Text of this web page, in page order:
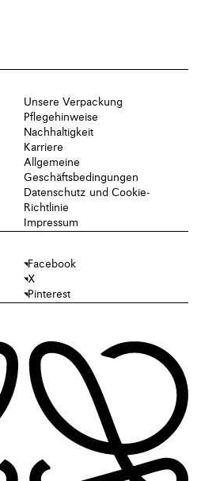
Unsere Verpackung
Pflegehinweise
Nachhaltigkeit
Karriere
Allgemeine
Geschäftsbedingungen
Datenschutz und Cookie-
Richtlinie
Impressum
Facebook
X
Pinterest